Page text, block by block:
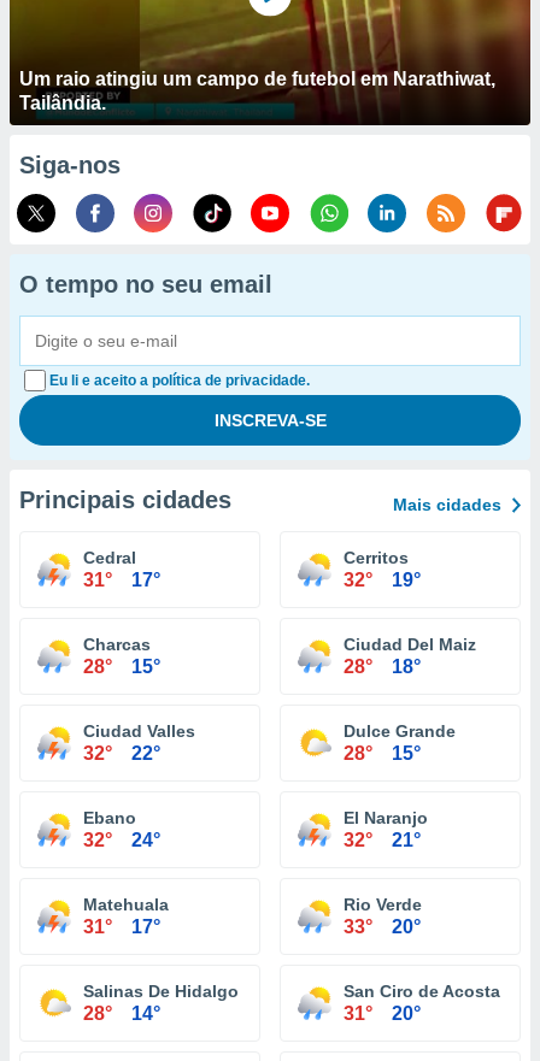
Um raio atingiu um campo de futebol em Narathiwat,
Tailândia.
Siga-nos
O tempo no seu email
Eu li e aceito a política de privacidade.
Principais cidades Mais cidades
Cedral
31° 17°
Cerritos
32° 19°
Charcas
28° 15°
Ciudad Del Maiz
28° 18°
Ciudad Valles
32° 22°
Dulce Grande
28° 15°
Ebano
32° 24°
El Naranjo
32° 21°
Matehuala
31° 17°
Rio Verde
33° 20°
Salinas De Hidalgo
28° 14°
San Ciro de Acosta
31° 20°